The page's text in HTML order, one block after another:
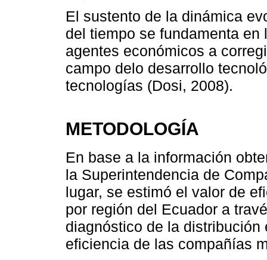
El sustento de la dinámica
del tiempo se fundamenta
agentes económicos a
campo delo desarrollo
tecnologías (Dosi, 2008).
METODOLOGÍA
En base a la información
la Superintendencia de
lugar, se estimó el valor de
por región del Ecuador a
diagnóstico de la
eficiencia de las compañías